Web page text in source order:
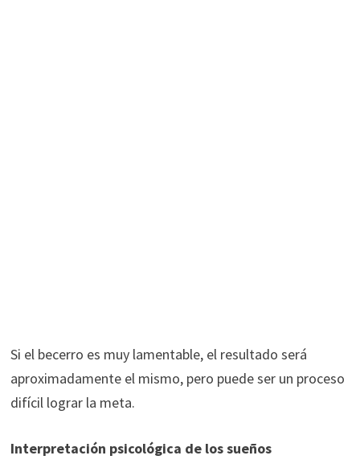
Si el becerro es muy lamentable, el resultado será
aproximadamente el mismo, pero puede ser un proceso
difícil lograr la meta.
Interpretación psicológica de los sueños